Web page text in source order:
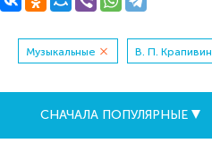
Музыкальные В. П. Крапивин
СНАЧАЛА ПОПУЛЯРНЫЕ